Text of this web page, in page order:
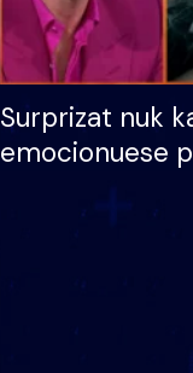
Surprizat nuk
emocionuese